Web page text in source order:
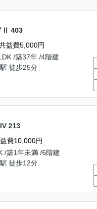
Ⅱ 403
益費5,000円
/築37年 /4階建
駅 徒歩25分
213
費10,000円
/築1年未満 /6階建
駅 徒歩12分